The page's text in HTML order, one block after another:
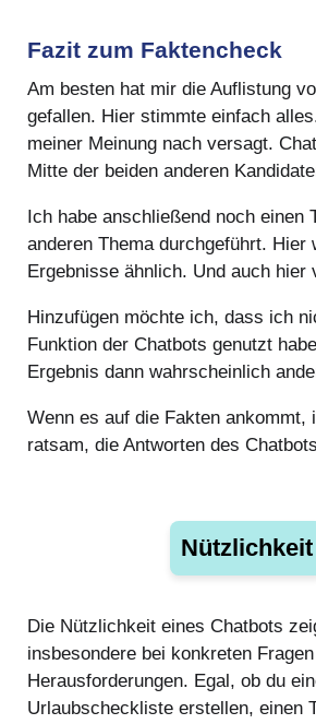
Fazit zum Faktencheck
Am besten hat mir die Auflistung
gefallen. Hier stimmte einfach
meiner Meinung nach versagt.
Mitte der beiden anderen
Ich habe anschließend noch einen
anderen Thema durchgeführt. Hier
Ergebnisse ähnlich. Und auch hier
Hinzufügen möchte ich, dass ich
Funktion der Chatbots genutzt
Ergebnis dann wahrscheinlich
Wenn es auf die Fakten ankommt,
ratsam, die Antworten des
Nützlichkeit
Die Nützlichkeit eines Chatbots
insbesondere bei konkreten
Herausforderungen. Egal, ob du
Urlaubscheckliste erstellen, einen